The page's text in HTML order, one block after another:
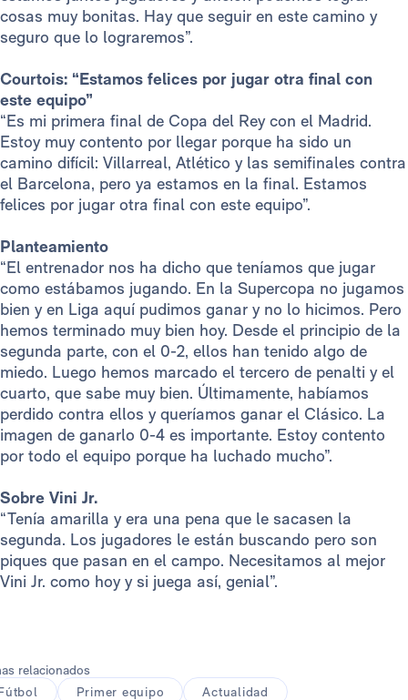
cosas muy bonitas. Hay que seguir en este camino y
seguro que lo lograremos”.
Courtois: “Estamos felices por jugar otra final con
este equipo”
“Es mi primera final de Copa del Rey con el Madrid.
Estoy muy contento por llegar porque ha sido un
camino difícil: Villarreal, Atlético y las semifinales contra
el Barcelona, pero ya estamos en la final. Estamos
felices por jugar otra final con este equipo”.
Planteamiento
“El entrenador nos ha dicho que teníamos que jugar
como estábamos jugando. En la Supercopa no jugamos
bien y en Liga aquí pudimos ganar y no lo hicimos. Pero
hemos terminado muy bien hoy. Desde el principio de la
segunda parte, con el 0-2, ellos han tenido algo de
miedo. Luego hemos marcado el tercero de penalti y el
cuarto, que sabe muy bien. Últimamente, habíamos
perdido contra ellos y queríamos ganar el Clásico. La
imagen de ganarlo 0-4 es importante. Estoy contento
por todo el equipo porque ha luchado mucho”.
Sobre Vini Jr.
“Tenía amarilla y era una pena que le sacasen la
segunda. Los jugadores le están buscando pero son
piques que pasan en el campo. Necesitamos al mejor
Vini Jr. como hoy y si juega así, genial”.
relacionados
Primer equipo Actualidad